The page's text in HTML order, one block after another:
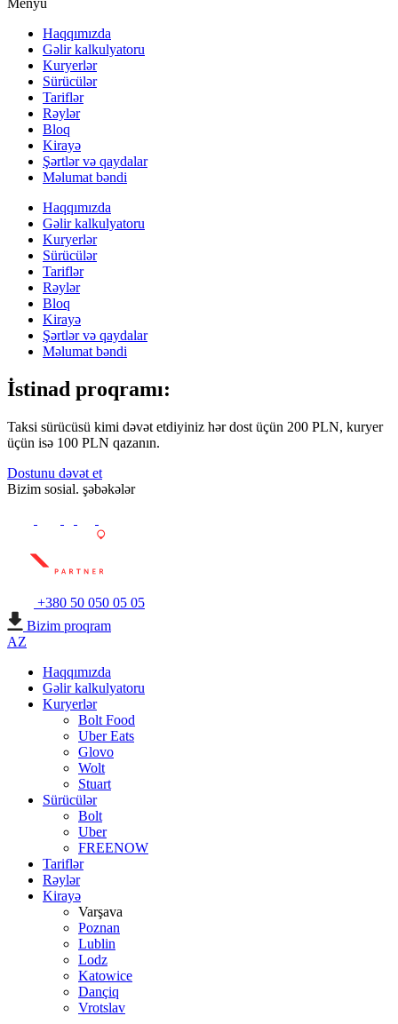
Menyu
Haqqımızda
Gəlir kalkulyatoru
Kuryerlər
Sürücülər
Tariflər
Rəylər
Bloq
Kirayə
Şərtlər və qaydalar
Məlumat bəndi
Haqqımızda
Gəlir kalkulyatoru
Kuryerlər
Sürücülər
Tariflər
Rəylər
Bloq
Kirayə
Şərtlər və qaydalar
Məlumat bəndi
İstinad proqramı:
Taksi sürücüsü kimi dəvət etdiyiniz hər dost üçün 200 PLN, kuryer
üçün isə 100 PLN qazanın.
Dostunu dəvət et
Bizim sosial. şəbəkələr
+380 50 050 05 05
Bizim proqram
AZ
Haqqımızda
Gəlir kalkulyatoru
Kuryerlər
Bolt Food
Uber Eats
Glovo
Wolt
Stuart
Sürücülər
Bolt
Uber
FREENOW
Tariflər
Rəylər
Kirayə
Varşava
Poznan
Lublin
Lodz
Katowice
Dançiq
Vrotslav